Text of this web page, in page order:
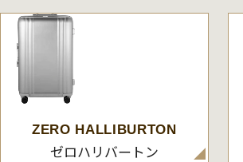
ZERO HALLIBURTON
ゼロハリバートン